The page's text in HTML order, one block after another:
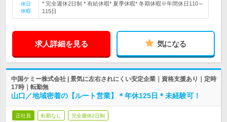
休日
休暇
* 完全週休2日制 * 有給休暇* 夏季休暇* 冬期休暇※年間休日110～
115日
求人詳細を見る 気になる
中国ケミー株式会社 | 景気に左右されにくい安定企業｜資格支援あり｜定時
17時｜転勤無
山口／地域密着の【ルート営業】＊年休125日＊未経験可！
正社員 転勤なし 完全週休2日制